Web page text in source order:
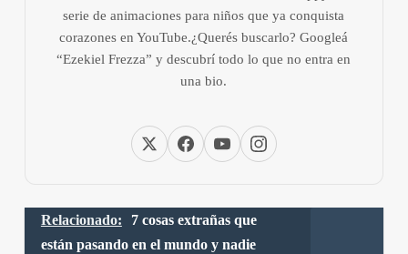
serie de animaciones para niños que ya conquista
corazones en YouTube.¿Querés buscarlo? Googleá
“Ezekiel Frezza” y descubrí todo lo que no entra en
una bio.
Relacionado:
7 cosas extrañas que
están pasando en el mundo y nadie